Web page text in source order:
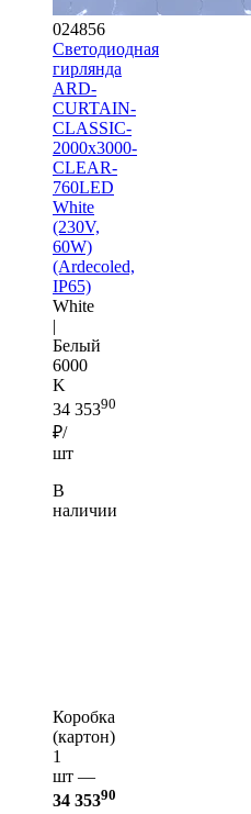
024856
Светодиодная
гирлянда
ARD-
CURTAIN-
CLASSIC-
2000x3000-
CLEAR-
760LED
White
(230V,
60W)
(Ardecoled,
IP65)
White
|
Белый
6000
K
34 35390
₽/
шт
В
наличии
Коробка
(картон)
1
шт —
34 35390